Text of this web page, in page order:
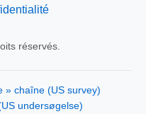
réservés.
» chaîne (US survey)
undersøgelse)